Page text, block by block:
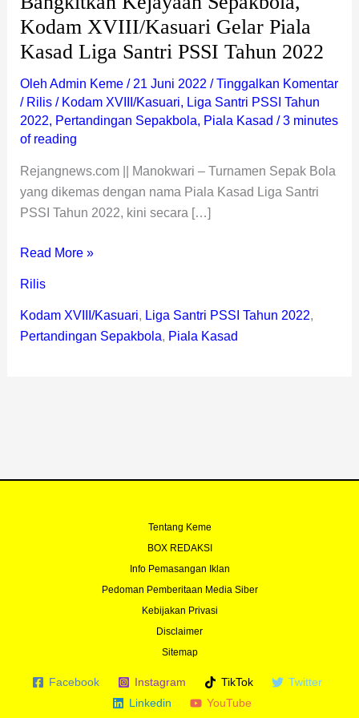
Kodam XVIII/Kasuari Gelar Piala
Kasad Liga Santri PSSI Tahun 2022
Oleh Admin Keme / 21 Juni 2022 /Tinggalkan Komentar
/ Rilis/ Kodam XVIII/Kasuari, Liga Santri PSSI Tahun
2022, Pertandingan Sepakbola, Piala Kasad /3 minutes
of reading
Rejangnews.com || Manokwari – Turnamen Sepak Bola
yang dikemas dengan nama Piala Kasad Liga Santri
PSSI Tahun 2022, kini secara […]
Tahun
2022
Read More »
Rilis
Kodam XVIII/Kasuari, Liga Santri PSSI Tahun 2022,
Pertandingan Sepakbola, Piala Kasad
Tentang Keme
BOX REDAKSI
Info Pemasangan Iklan
Pedoman Pemberitaan Media Siber
Kebijakan Privasi
Disclaimer
Sitemap
Facebook Instagram TikTok
Twitter
Linkedin
YouTube